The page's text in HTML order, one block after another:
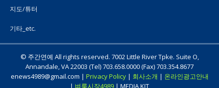
지도/튜터
기타_etc.
© 주간연예 All rights reserved. 7002 Little River Tpke. Suite O,
Annandale, VA 22003 (Tel) 703.658.0000 (Fax) 703.354.8677
enews4989@gmail.com | Privacy Policy| 회사소개 | 온라인광고안내
| 벼룩시장4989 | MEDIA KIT